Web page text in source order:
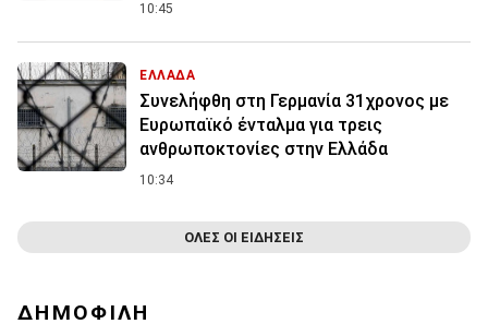
10:45
ΕΛΛΑΔΑ
Συνελήφθη στη Γερμανία 31χρονος με
Ευρωπαϊκό ένταλμα για τρεις
ανθρωποκτονίες στην Ελλάδα
10:34
ΟΛΕΣ ΟΙ ΕΙΔΗΣΕΙΣ
ΔΗΜΟΦΙΛΗ